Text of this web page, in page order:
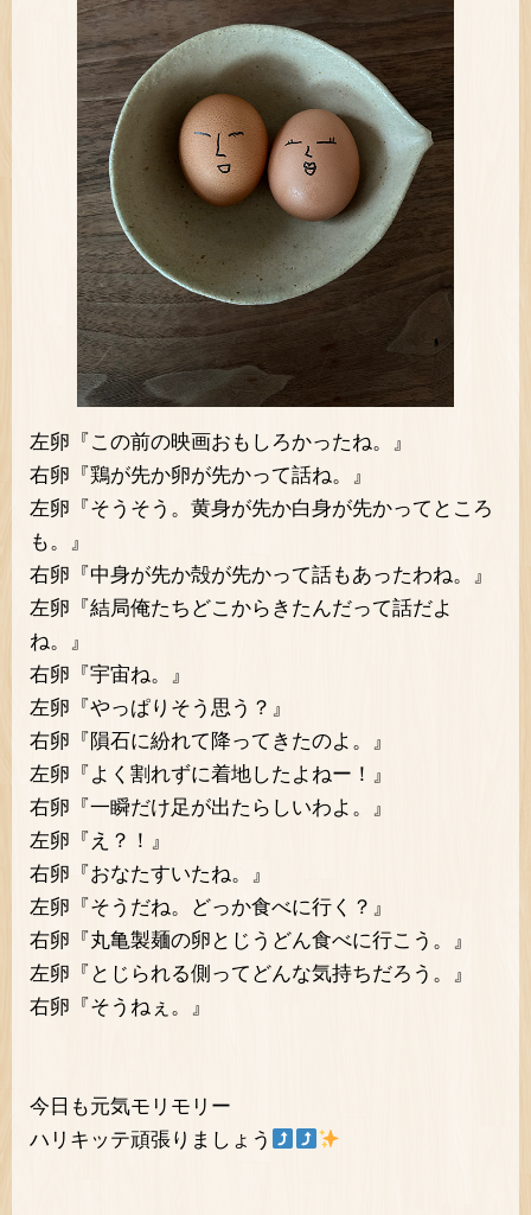
左卵『この前の映画おもしろかったね。』
右卵『鶏が先か卵が先かって話ね。』
左卵『そうそう。黄身が先か白身が先かってところ
も。』
右卵『中身が先か殻が先かって話もあったわね。』
左卵『結局俺たちどこからきたんだって話だよ
ね。』
右卵『宇宙ね。』
左卵『やっぱりそう思う？』
右卵『隕石に紛れて降ってきたのよ。』
左卵『よく割れずに着地したよねー！』
右卵『一瞬だけ足が出たらしいわよ。』
左卵『え？！』
右卵『おなたすいたね。』
左卵『そうだね。どっか食べに行く？』
右卵『丸亀製麺の卵とじうどん食べに行こう。』
左卵『とじられる側ってどんな気持ちだろう。』
右卵『そうねぇ。』
今日も元気モリモリー
ハリキッテ頑張りましょう